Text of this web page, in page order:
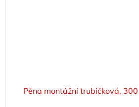
Pěna montážní trubičková, 300